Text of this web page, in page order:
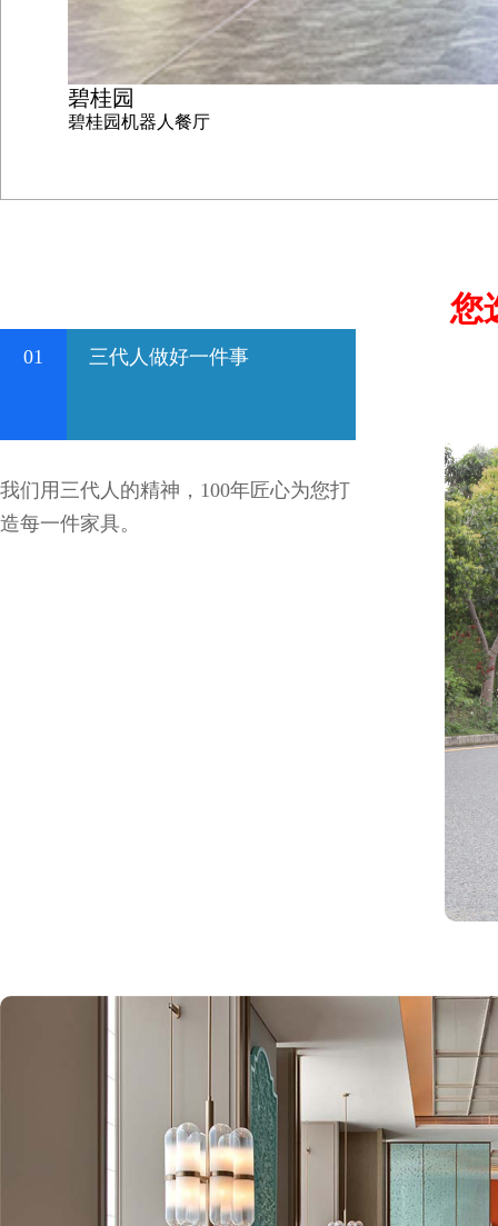
碧桂园
碧桂园机器人餐厅
您
01 三代人做好一件事
我们用三代人的精神，100年匠心为您打
造每一件家具。